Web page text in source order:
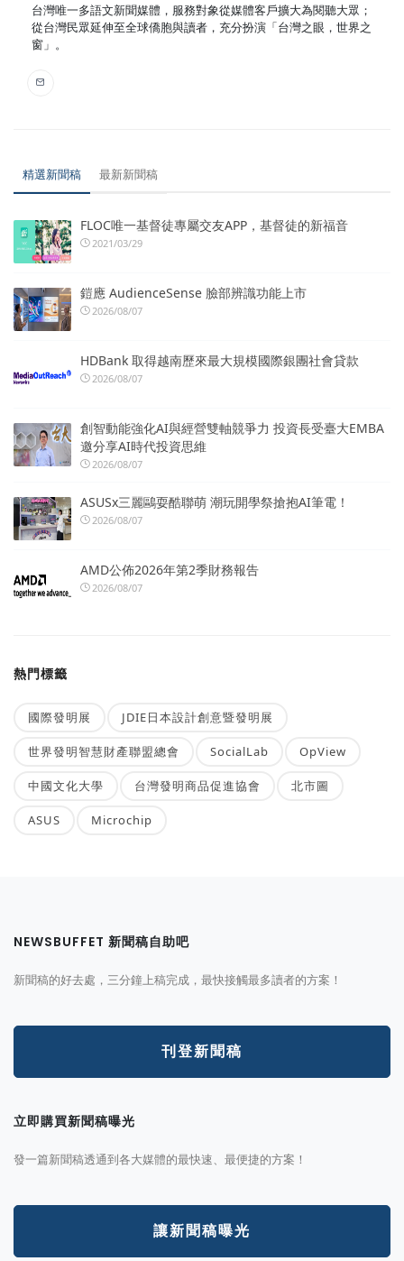
台灣唯一多語文新聞媒體，服務對象從媒體客戶擴大為閱聽大眾；
從台灣民眾延伸至全球僑胞與讀者，充分扮演「台灣之眼，世界之
窗」。
精選新聞稿 最新新聞稿
FLOC唯一基督徒專屬交友APP，基督徒的新福音
2021/03/29
鎧應 AudienceSense 臉部辨識功能上市
2026/08/07
HDBank 取得越南歷來最大規模國際銀團社會貸款
2026/08/07
創智動能強化AI與經營雙軸競爭力 投資長受臺大EMBA
邀分享AI時代投資思維
2026/08/07
ASUSx三麗鷗耍酷聯萌 潮玩開學祭搶抱AI筆電！
2026/08/07
AMD公佈2026年第2季財務報告
2026/08/07
熱門標籤
國際發明展 JDIE日本設計創意暨發明展
世界發明智慧財產聯盟總會 SocialLab OpView
中國文化大學 台灣發明商品促進協會 北市圖
ASUS Microchip
NEWSBUFFET 新聞稿自助吧
新聞稿的好去處，三分鐘上稿完成，最快接觸最多讀者的方案！
刊登新聞稿
立即購買新聞稿曝光
發一篇新聞稿透通到各大媒體的最快速、最便捷的方案！
讓新聞稿曝光